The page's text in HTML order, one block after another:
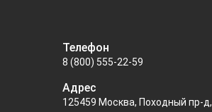
Телефон
8 (800) 555-22-59
Адрес
125459 Москва, Походный пр-